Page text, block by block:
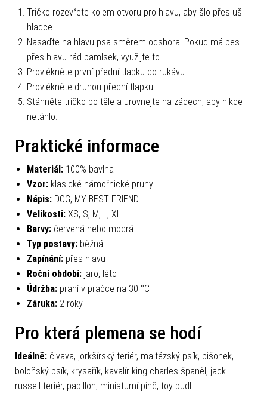
Tričko rozevřete kolem otvoru pro hlavu, aby šlo přes uši
hladce.
Nasaďte na hlavu psa směrem odshora. Pokud má pes
přes hlavu rád pamlsek, využijte to.
Provlékněte první přední tlapku do rukávu.
Provlékněte druhou přední tlapku.
Stáhněte tričko po těle a urovnejte na zádech, aby nikde
netáhlo.
Praktické informace
Materiál: 100% bavlna
Vzor: klasické námořnické pruhy
Nápis: DOG, MY BEST FRIEND
Velikosti: XS, S, M, L, XL
Barvy: červená nebo modrá
Typ postavy: běžná
Zapínání: přes hlavu
Roční období: jaro, léto
Údržba: praní v pračce na 30 °C
Záruka: 2 roky
Pro která plemena se hodí
Ideálně: čivava, jorkšírský teriér, maltézský psík, bišonek,
boloňský psík, krysařík, kavalír king charles španěl, jack
russell teriér, papillon, miniaturní pinč, toy pudl.